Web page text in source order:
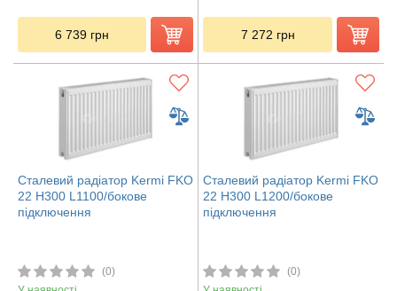
6 739 грн 7 272 грн
Сталевий радіатор Kermi FKO
22 H300 L1100/бокове
підключення
(0)
Сталевий радіатор Kermi FKO
22 H300 L1200/бокове
підключення
(0)